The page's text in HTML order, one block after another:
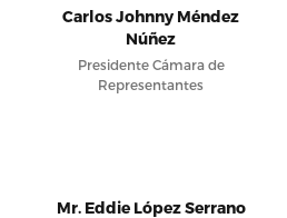
Carlos Johnny Méndez
Núñez
Presidente Cámara de
Representantes
Mr. Eddie López Serrano